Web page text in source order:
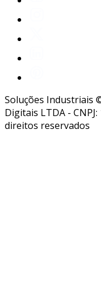
Soluções Industriais
Digitais LTDA -
direitos reservados